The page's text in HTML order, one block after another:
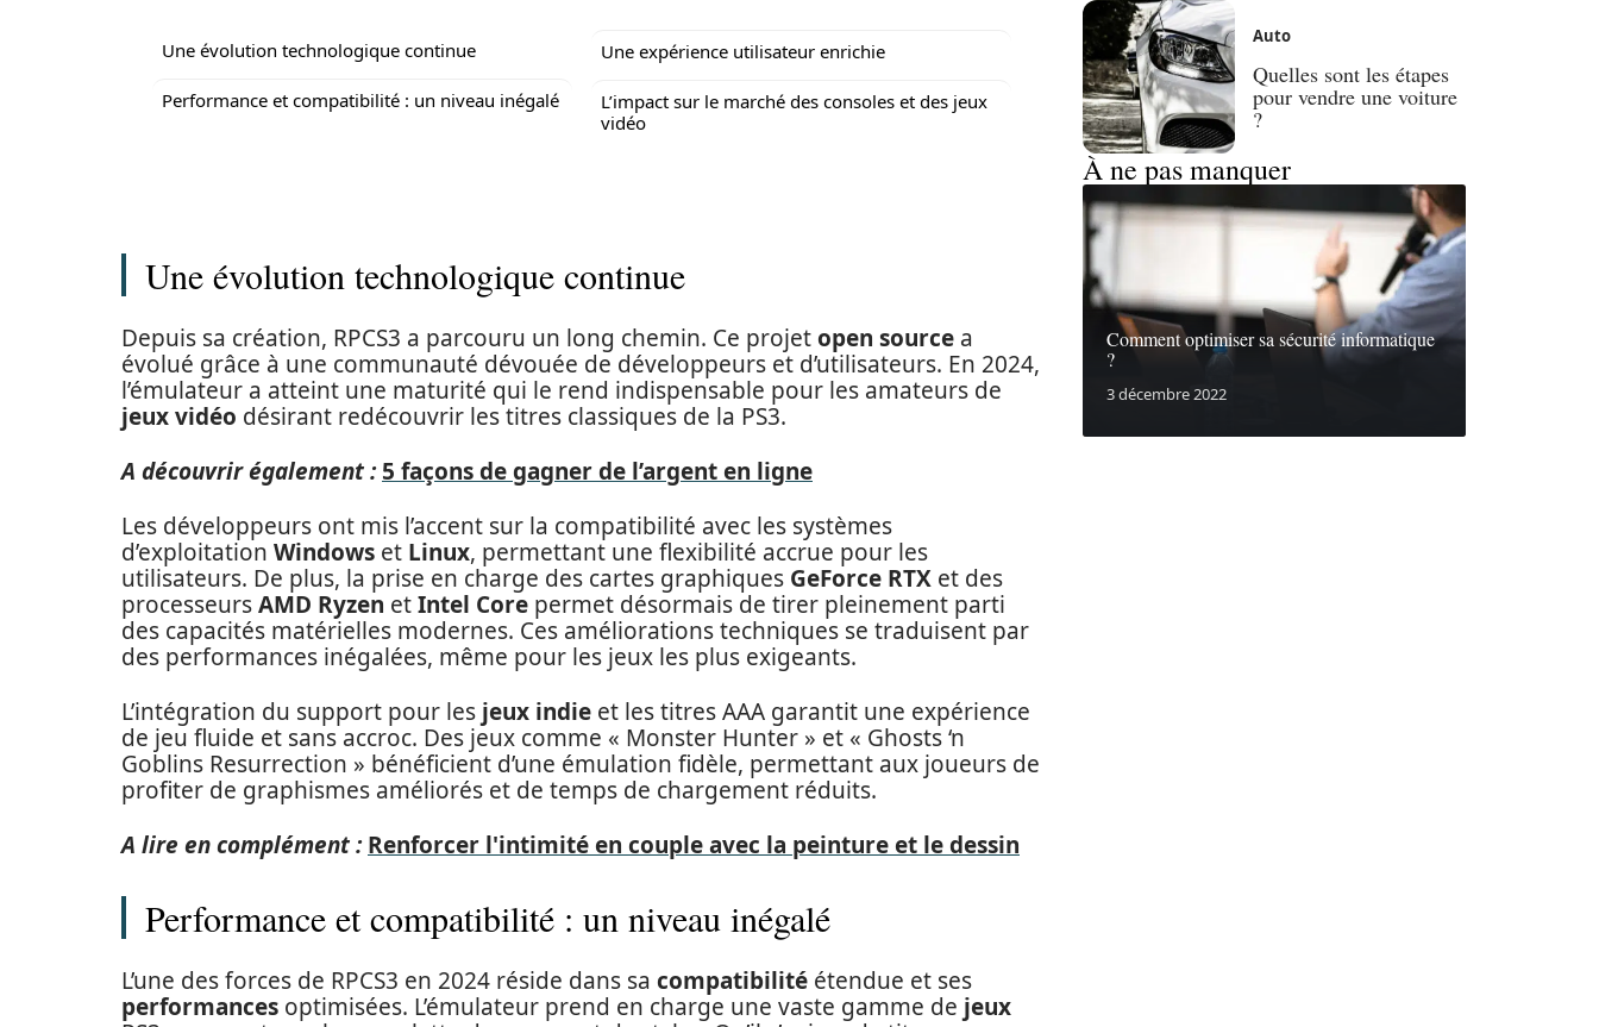
Une évolution technologique continue
Performance et compatibilité : un niveau inégalé
Une expérience utilisateur enrichie
L’impact sur le marché des consoles et des jeux
vidéo
Une évolution technologique continue
Depuis sa création, RPCS3 a parcouru un long chemin. Ce projetopen source a
évolué grâce à une communauté dévouée de développeurs et d’utilisateurs. En 2024,
l’émulateur a atteint une maturité qui le rend indispensable pour les amateurs de
jeux vidéo désirant redécouvrir les titres classiques de la PS3.
A découvrir également : 5 façons de gagner de l’argent en ligne
Les développeurs ont mis l’accent sur la compatibilité avec les systèmes
d’exploitation Windows et Linux, permettant une flexibilité accrue pour les
utilisateurs. De plus, la prise en charge des cartes graphiques GeForce RTX et des
processeursAMD Ryzen etIntel Core permet désormais de tirer pleinement parti
des capacités matérielles modernes. Ces améliorations techniques se traduisent par
des performances inégalées, même pour les jeux les plus exigeants.
L’intégration du support pour les jeux indie et les titres AAA garantit une expérience
de jeu fluide et sans accroc. Des jeux comme « Monster Hunter » et « Ghosts ‘n
Goblins Resurrection » bénéficient d’une émulation fidèle, permettant aux joueurs de
profiter de graphismes améliorés et de temps de chargement réduits.
A lire en complément : Renforcer l'intimité en couple avec la peinture et le dessin
Performance et compatibilité : un niveau inégalé
L’une des forces de RPCS3 en 2024 réside dans sa compatibilité étendue et ses
performances optimisées. L’émulateur prend en charge une vaste gamme de jeux
Auto
Quelles sont les étapes
pour vendre une voiture
?
À ne pas manquer
Comment optimiser sa sécurité informatique
?
3 décembre 2022